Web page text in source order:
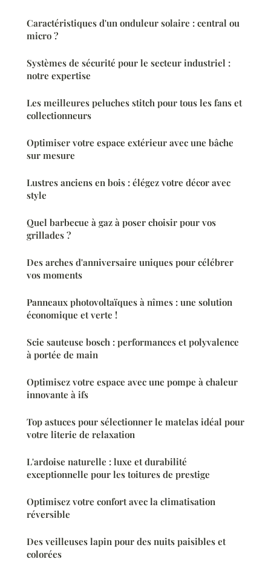
Caractéristiques d'un onduleur solaire : central ou
micro ?
Systèmes de sécurité pour le secteur industriel :
notre expertise
Les meilleures peluches stitch pour tous les fans et
collectionneurs
Optimiser votre espace extérieur avec une bâche
sur mesure
Lustres anciens en bois : élégez votre décor avec
style
Quel barbecue à gaz à poser choisir pour vos
grillades ?
Des arches d'anniversaire uniques pour célébrer
vos moments
Panneaux photovoltaïques à nîmes : une solution
économique et verte !
Scie sauteuse bosch : performances et polyvalence
à portée de main
Optimisez votre espace avec une pompe à chaleur
innovante à ifs
Top astuces pour sélectionner le matelas idéal pour
votre literie de relaxation
L'ardoise naturelle : luxe et durabilité
exceptionnelle pour les toitures de prestige
Optimisez votre confort avec la climatisation
réversible
Des veilleuses lapin pour des nuits paisibles et
colorées